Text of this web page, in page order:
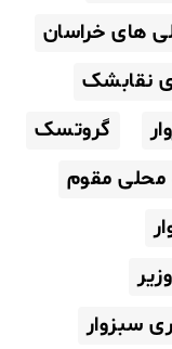
های خراسان
نقابشک
گروتسک
محلی مقوم
سبزوار